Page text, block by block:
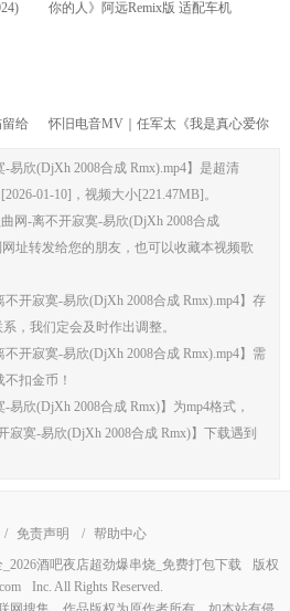
_动态歌词_一键下载-【2026热单】
给
怀旧电音MV｜任军太《我是真心爱你
易欣(DjXh 2008合成 Rmx).mp4】是超清
01-10]，视频大小[221.47MB]。
网-离不开寂寞-易欣(DjXh 2008合成
址转发给您的朋友，也可以收藏本视频歌
开寂寞-易欣(DjXh 2008合成 Rmx).mp4】存
，我们定会及时作出调整。
开寂寞-易欣(DjXh 2008合成 Rmx).mp4】需
扣金币！
易欣(DjXh 2008合成 Rmx)】为mp4格式，
寂寞-易欣(DjXh 2008合成 Rmx)】下载遇到
/ 免责声明 / 帮助中心
酒吧夜店超劲爆串烧_免费打包下载
版权
Inc. All Rights Reserved.